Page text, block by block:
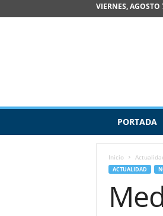
VIERNES, AGOSTO
v
PORTADA
Inicio
ACTUALIDAD